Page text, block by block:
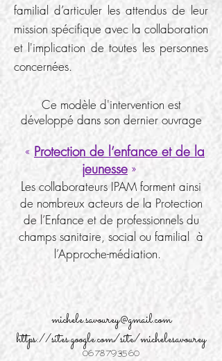
familial d’articuler les attendus de leur
mission spécifique avec la collaboration
et l'implication de toutes les personnes
concernées.
Ce modèle d'intervention est
développé dans son dernier ouvrage
« Protection de l’enfance et de la
jeunesse »
Les collaborateurs IPAM forment ainsi
de nombreux acteurs de la Protection
de l’Enfance et de professionnels du
champs sanitaire, social ou familial à
l’Approche-médiation.
michele.savourey@gmail.com
https://sites.google.com/site/michelesavourey
06 78 79 35 60